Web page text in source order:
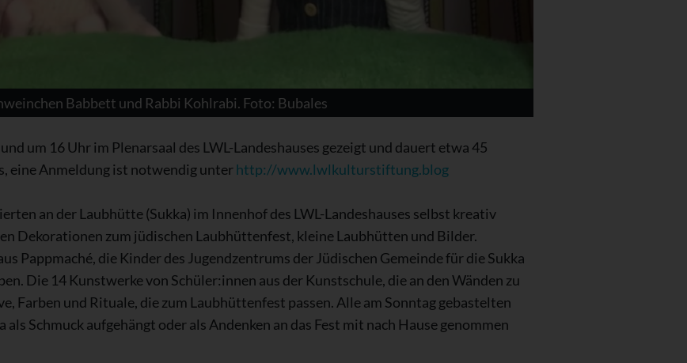
Babbett und Rabbi Kohlrabi. Foto: Bubales
um 16 Uhr im Plenarsaal des LWL-Landeshauses gezeigt und dauert etwa 45
eine Anmeldung ist notwendig unterhttp://www.lwlkulturstiftung.blog
an der Laubhütte (Sukka) im Innenhof des LWL-Landeshauses selbst kreativ
Dekorationen zum jüdischen Laubhüttenfest, kleine Laubhütten und Bilder.
Pappmaché, die Kinder des Jugendzentrums der Jüdischen Gemeinde für die Sukka
Die 14 Kunstwerke von Schüler:innen aus der Kunstschule, die an den Wänden zu
Farben und Rituale, die zum Laubhüttenfest passen. Alle am Sonntag gebastelten
Schmuck aufgehängt oder als Andenken an das Fest mit nach Hause genommen